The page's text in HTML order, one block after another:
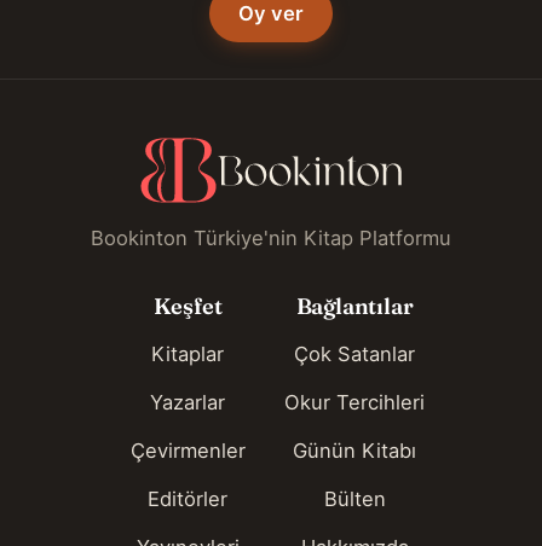
Oy ver
Bookinton Türkiye'nin Kitap Platformu
Keşfet
Kitaplar
Yazarlar
Çevirmenler
Editörler
Bağlantılar
Çok Satanlar
Okur Tercihleri
Günün Kitabı
Bülten